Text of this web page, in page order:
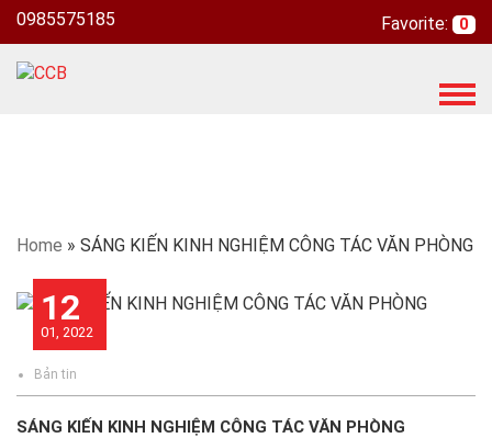
0985575185 Favorite: 0
T
n
Home » SÁNG KIẾN KINH NGHIỆM CÔNG TÁC VĂN PHÒNG
12
01, 2022
Bản tin
SÁNG KIẾN KINH NGHIỆM CÔNG TÁC VĂN PHÒNG